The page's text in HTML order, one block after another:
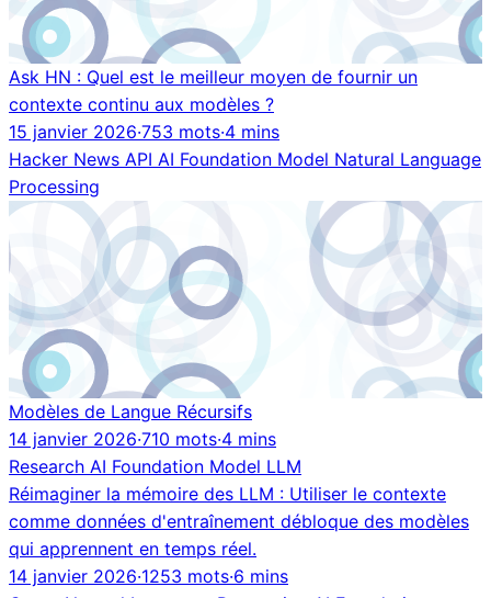
Ask HN : Quel est le meilleur moyen de fournir un
contexte continu aux modèles ?
15 janvier 2026·753 mots·4 mins
Hacker News API AI Foundation Model Natural Language
Processing
Modèles de Langue Récursifs
14 janvier 2026·710 mots·4 mins
Research AI Foundation Model LLM
Réimaginer la mémoire des LLM : Utiliser le contexte
comme données d'entraînement débloque des modèles
qui apprennent en temps réel.
14 janvier 2026·1253 mots·6 mins